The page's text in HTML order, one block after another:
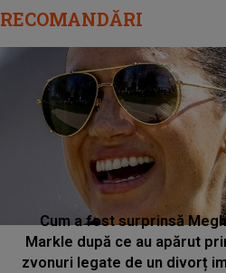
RECOMANDĂRI
Cum a fost surprinsă
Markle după ce au apărut
zvonuri legate de un divorț